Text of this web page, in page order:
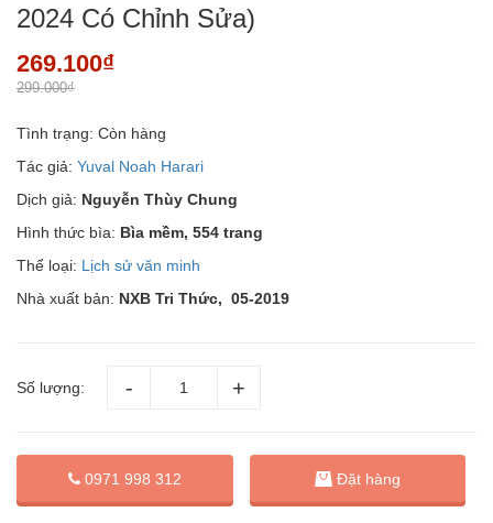
2024 Có Chỉnh Sửa)
269.100₫
299.000₫
Tình trạng: Còn hàng
Tác giả: Yuval Noah Harari
Dịch giả: Nguyễn Thùy Chung
Hình thức bìa: Bìa mềm, 554 trang
Thể loại: Lịch sử văn minh
Nhà xuất bản: NXB Tri Thức, 05-2019
Số lượng:
0971 998 312 Đặt hàng